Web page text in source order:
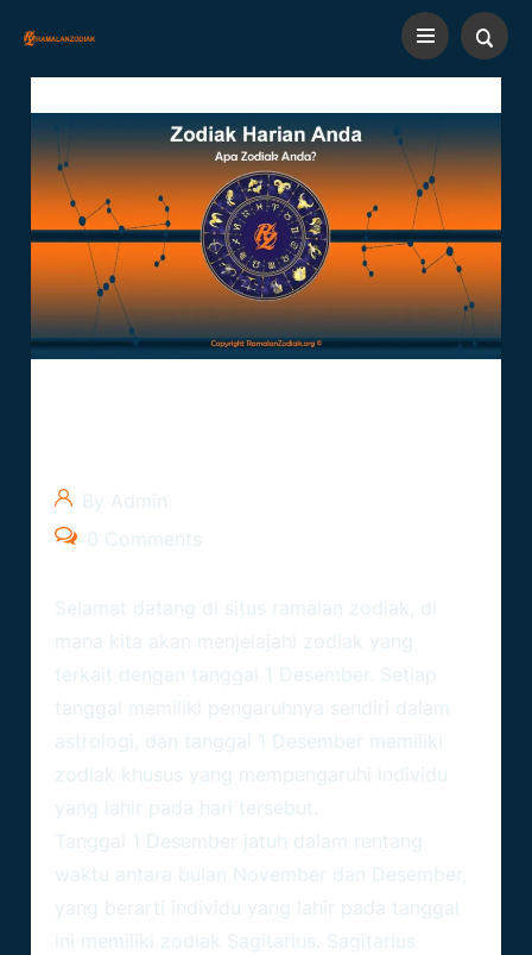
By Admin
0 Comments
Selamat datang di situs ramalan zodiak, di
mana kita akan menjelajahi zodiak yang
terkait dengan tanggal 1 Desember. Setiap
tanggal memiliki pengaruhnya sendiri dalam
astrologi, dan tanggal 1 Desember memiliki
zodiak khusus yang mempengaruhi individu
yang lahir pada hari tersebut.
Tanggal 1 Desember jatuh dalam rentang
waktu antara bulan November dan Desember,
yang berarti individu yang lahir pada tanggal
ini memiliki zodiak Sagitarius. Sagitarius